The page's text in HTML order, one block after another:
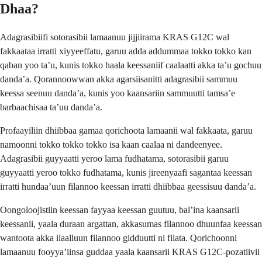
Dhaa?
Adagrasibiifi sotorasibii lamaanuu jijjiirama KRAS G12C wal
fakkaataa irratti xiyyeeffatu, garuu adda addummaa tokko tokko kan
qaban yoo ta’u, kunis tokko haala keessaniif caalaatti akka ta’u gochuu
danda’a. Qorannoowwan akka agarsiisanitti adagrasibii sammuu
keessa seenuu danda’a, kunis yoo kaansariin sammuutti tamsa’e
barbaachisaa ta’uu danda’a.
Profaayiliin dhiibbaa gamaa qorichoota lamaanii wal fakkaata, garuu
namoonni tokko tokko tokko isa kaan caalaa ni dandeenyee.
Adagrasibii guyyaatti yeroo lama fudhatama, sotorasibii garuu
guyyaatti yeroo tokko fudhatama, kunis jireenyaafi sagantaa keessan
irratti hundaa’uun filannoo keessan irratti dhiibbaa geessisuu danda’a.
Oongoloojistiin keessan fayyaa keessan guutuu, bal’ina kaansarii
keessanii, yaala duraan argattan, akkasumas filannoo dhuunfaa keessan
wantoota akka ilaalluun filannoo gidduutti ni filata. Qorichoonni
lamaanuu fooyya’iinsa guddaa yaala kaansarii KRAS G12C-pozatiivii